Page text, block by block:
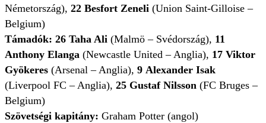
Németország), 22 Besfort Zeneli (Union Saint-Gilloise –
Belgium)
Támadók: 26 Taha Ali (Malmö – Svédország), 11
Anthony Elanga (Newcastle United – Anglia), 17 Viktor
Gyökeres (Arsenal – Anglia), 9 Alexander Isak
(Liverpool FC – Anglia), 25 Gustaf Nilsson (FC Bruges –
Belgium)
Szövetségi kapitány: Graham Potter (angol)